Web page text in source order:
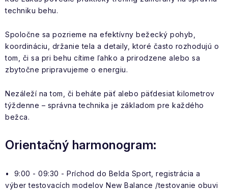
techniku behu.
Spoločne sa pozrieme na efektívny bežecký pohyb,
koordináciu, držanie tela a detaily, ktoré často rozhodujú o
tom, či sa pri behu cítime ľahko a prirodzene alebo sa
zbytočne pripravujeme o energiu.
Nezáleží na tom, či beháte päť alebo päťdesiat kilometrov
týždenne – správna technika je základom pre každého
bežca.
Orientačný harmonogram:
• 9:00 - 09:30 - Príchod do Belda Sport, registrácia a
výber testovacích modelov New Balance /testovanie obuvi